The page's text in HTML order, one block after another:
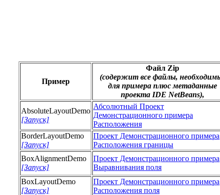
Пример
Файл Zip
(содержит все файлы,
для примера плюс метаданные
проекта IDE NetBeans),
AbsoluteLayoutDemo
[Запуск]
Абсолютный Проект
Демонстрационного примера
Расположения
BorderLayoutDemo
[Запуск]
Проект Демонстрационного примера
Расположения границы
BoxAlignmentDemo
[Запуск]
Проект Демонстрационного примера
Выравнивания поля
BoxLayoutDemo
[Запуск]
Проект Демонстрационного примера
Расположения поля